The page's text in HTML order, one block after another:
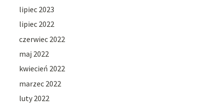
lipiec 2023
lipiec 2022
czerwiec 2022
maj 2022
kwiecień 2022
marzec 2022
luty 2022